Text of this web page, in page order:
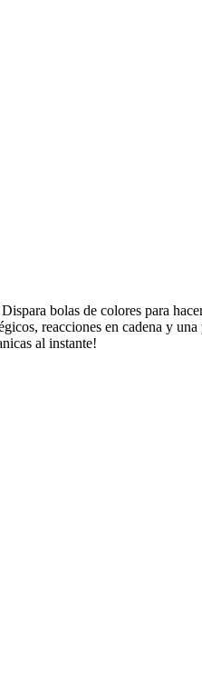
bolas de colores para
reacciones en cadena y
al instante!